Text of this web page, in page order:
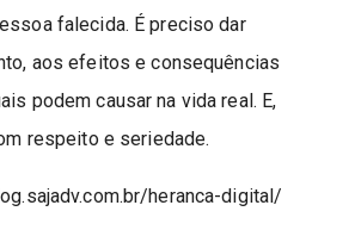
falecida. É preciso dar
aos efeitos e consequências
podem causar na vida real. E,
respeito e seriedade.
heranca-digital/